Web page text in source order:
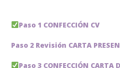
Paso 1 CONFECCIÓN CV
Paso 2 Revisión CARTA
Paso 3 CONFECCIÓN CARTA